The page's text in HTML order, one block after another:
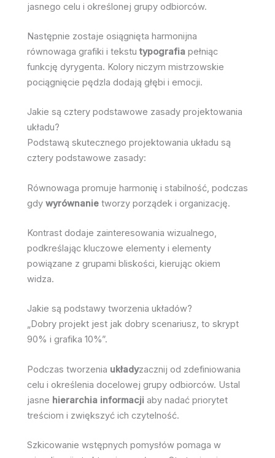
jasnego celu i określonej grupy odbiorców.
Następnie zostaje osiągnięta harmonijna
równowaga grafiki i tekstu typografia pełniąc
funkcję dyrygenta. Kolory niczym mistrzowskie
pociągnięcie pędzla dodają głębi i emocji.
Jakie są cztery podstawowe zasady projektowania
układu?
Podstawą skutecznego projektowania układu są
cztery podstawowe zasady:
Równowaga promuje harmonię i stabilność, podczas
gdy wyrównanie tworzy porządek i organizację.
Kontrast dodaje zainteresowania wizualnego,
podkreślając kluczowe elementy i elementy
powiązane z grupami bliskości, kierując okiem
widza.
Jakie są podstawy tworzenia układów?
„Dobry projekt jest jak dobry scenariusz, to skrypt
90% i grafika 10%”.
Podczas tworzenia układyzacznij od zdefiniowania
celu i określenia docelowej grupy odbiorców. Ustal
jasne hierarchia informacji aby nadać priorytet
treściom i zwiększyć ich czytelność.
Szkicowanie wstępnych pomysłów pomaga w